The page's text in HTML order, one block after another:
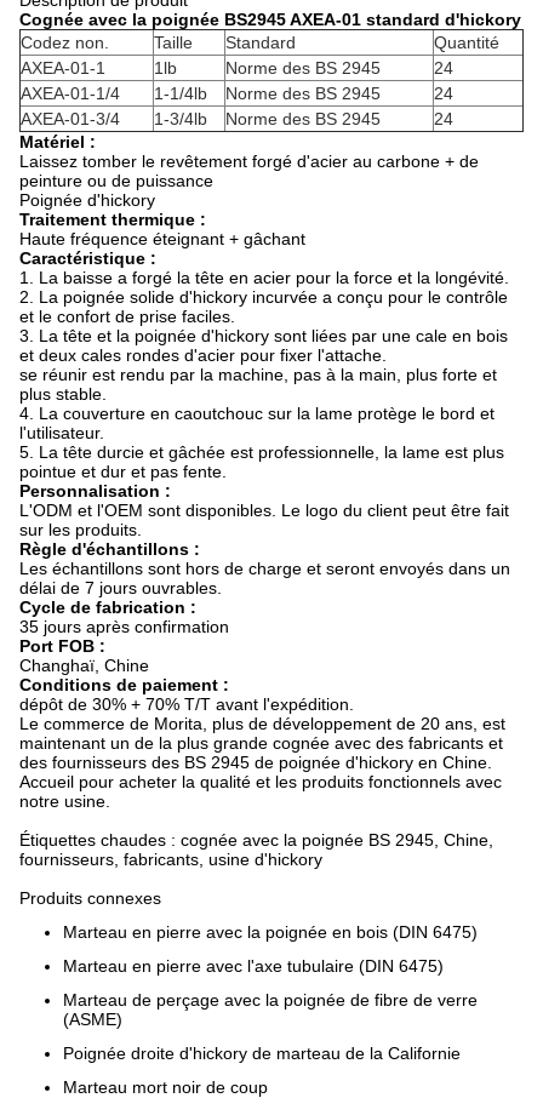
Cognée avec la poignée BS2945 AXEA-01 standard d'hickory
Codez non.
Taille Standard
Quantité
AXEA-01-1
1lb Norme des BS 2945
24
AXEA-01-1/4
1-1/4lb Norme des BS 2945
24
AXEA-01-3/4
1-3/4lb Norme des BS 2945
24
Matériel :
Laissez tomber le revêtement forgé d'acier au carbone + de
peinture ou de puissance
Poignée d'hickory
Traitement thermique :
Haute fréquence éteignant + gâchant
Caractéristique :
1. La baisse a forgé la tête en acier pour la force et la longévité.
2. La poignée solide d'hickory incurvée a conçu pour le contrôle
et le confort de prise faciles.
3. La tête et la poignée d'hickory sont liées par une cale en bois
et deux cales rondes d'acier pour fixer l'attache.
se réunir est rendu par la machine, pas à la main, plus forte et
plus stable.
4. La couverture en caoutchouc sur la lame protège le bord et
l'utilisateur.
5. La tête durcie et gâchée est professionnelle, la lame est plus
pointue et dur et pas fente.
Personnalisation :
L'ODM et l'OEM sont disponibles. Le logo du client peut être fait
sur les produits.
Règle d'échantillons :
Les échantillons sont hors de charge et seront envoyés dans un
délai de 7 jours ouvrables.
Cycle de fabrication :
35 jours après confirmation
Port FOB :
Changhaï, Chine
Conditions de paiement :
dépôt de 30% + 70% T/T avant l'expédition.
Le commerce de Morita, plus de développement de 20 ans, est
maintenant un de la plus grande cognée avec des fabricants et
des fournisseurs des BS 2945 de poignée d'hickory en Chine.
Accueil pour acheter la qualité et les produits fonctionnels avec
notre usine.
Étiquettes chaudes : cognée avec la poignée BS 2945, Chine,
fournisseurs, fabricants, usine d'hickory
Produits connexes
Marteau en pierre avec la poignée en bois (DIN 6475)
Marteau en pierre avec l'axe tubulaire (DIN 6475)
Marteau de perçage avec la poignée de fibre de verre
(ASME)
Poignée droite d'hickory de marteau de la Californie
Marteau mort noir de coup